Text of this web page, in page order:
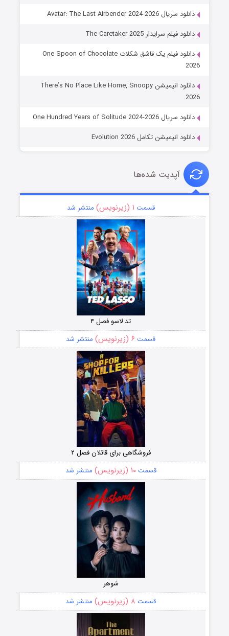
دانلود سریال Avatar: The Last Airbender 2024-2026
دانلود فیلم سرایدار The Caretaker 2025
دانلود فیلم یک قاشق شکلات One Spoon of Chocolate
2026
دانلود انیمیشن There’s No Place Like Home, Snoopy
2026
دانلود سریال One Hundred Years of Solitude 2024-2026
دانلود انیمیشن تکامل Evolution 2026
آپدیت شده‌ها
قسمت ۱ (زیرنویس) منتشر شد
تد لاسو فصل ۴
قسمت ۶ (زیرنویس) منتشر شد
فروشگاهی برای قاتلان فصل ۲
قسمت۱۰ (زیرنویس) منتشر شد
شوهر
قسمت ۸ (زیرنویس) منتشر شد